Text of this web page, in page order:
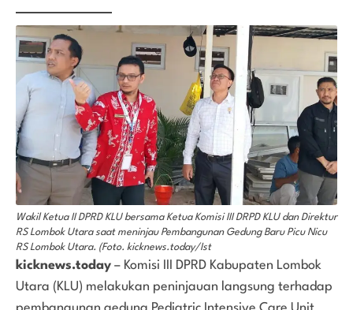
Wakil Ketua II DPRD KLU bersama Ketua Komisi III DRPD KLU dan Direktur
RS Lombok Utara saat meninjau Pembangunan Gedung Baru Picu Nicu
RS Lombok Utara. (Foto. kicknews.today/Ist
kicknews.today – Komisi III DPRD Kabupaten Lombok
Utara (KLU) melakukan peninjauan langsung terhadap